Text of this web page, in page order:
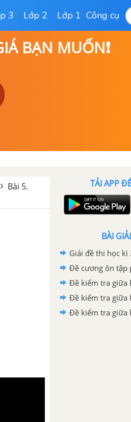
3 Lớp 2 Lớp 1 Công cụ
BẠN MUỐN❗
Bài 5.
TẢI APP
BÀI